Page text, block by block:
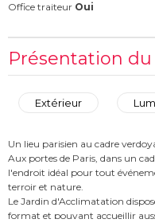
Office traiteur Oui
Présentation
Extérieur
Un lieu parisien au cadre
Aux portes de Paris, dans un
l'endroit idéal pour tout
terroir et nature.
Le Jardin d'Acclimatation
format et pouvant accueillir